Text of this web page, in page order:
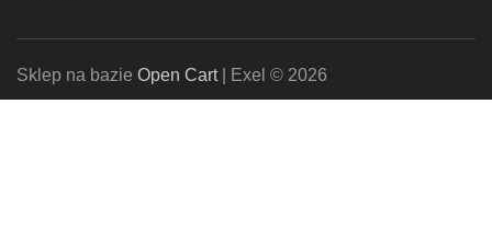
Sklep na bazie Open Cart| Exel © 2026